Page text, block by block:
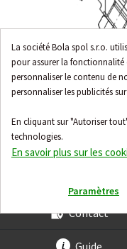
La société Bola spol s.r.o.
pour assurer la
personnaliser le contenu de
personnaliser les publicités
En cliquant sur "Autoriser
technologies.
En savoir plus sur les
Paramètres
Contact
Guide